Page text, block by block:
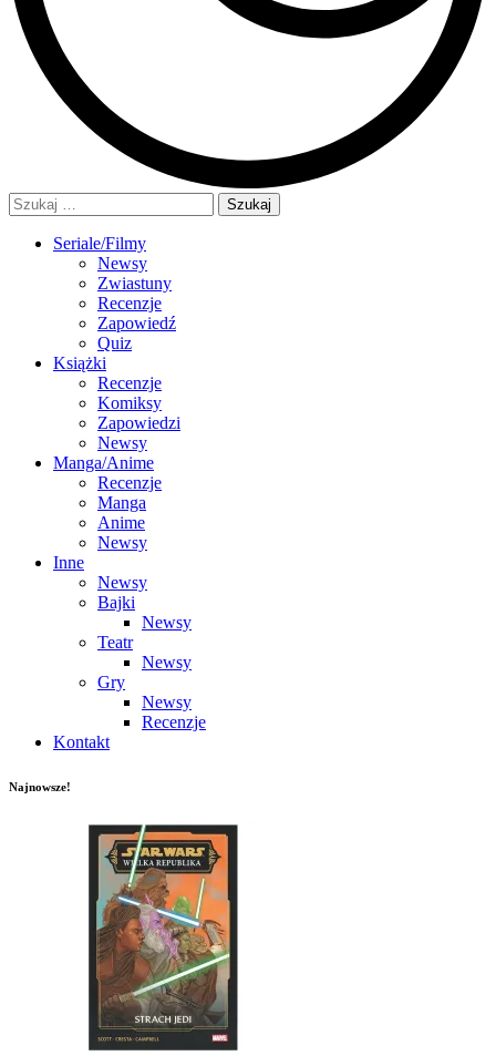
Szukaj:
Seriale/Filmy
Newsy
Zwiastuny
Recenzje
Zapowiedź
Quiz
Książki
Recenzje
Komiksy
Zapowiedzi
Newsy
Manga/Anime
Recenzje
Manga
Anime
Newsy
Inne
Newsy
Bajki
Newsy
Teatr
Newsy
Gry
Newsy
Recenzje
Kontakt
Najnowsze!